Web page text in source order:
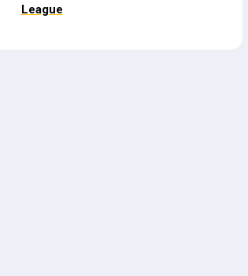
League